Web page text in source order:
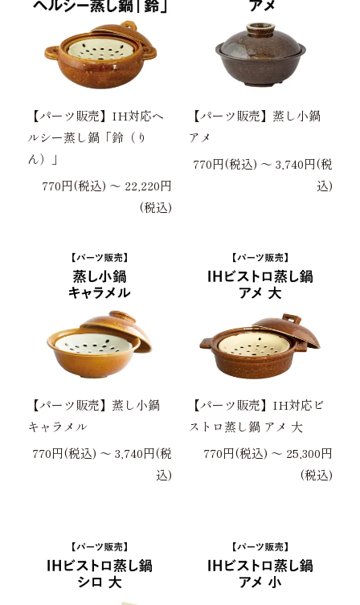
【パーツ販売】IH対応ヘ
ルシー蒸し鍋「鈴（り
ん）」
770円(税込) 〜 22,220円
(税込)
【パーツ販売】蒸し小鍋
アメ
770円(税込) 〜 3,740円(税
込)
【パーツ販売】蒸し小鍋
キャラメル
770円(税込) 〜 3,740円(税
込)
【パーツ販売】IH対応ビ
ストロ蒸し鍋 アメ 大
770円(税込) 〜 25,300円
(税込)